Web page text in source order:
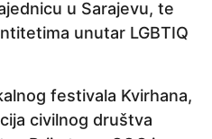
u Sarajevu, te
unutar LGBTIQ
festivala Kvirhana,
civilnog društva